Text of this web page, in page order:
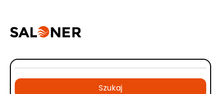
Szukaj